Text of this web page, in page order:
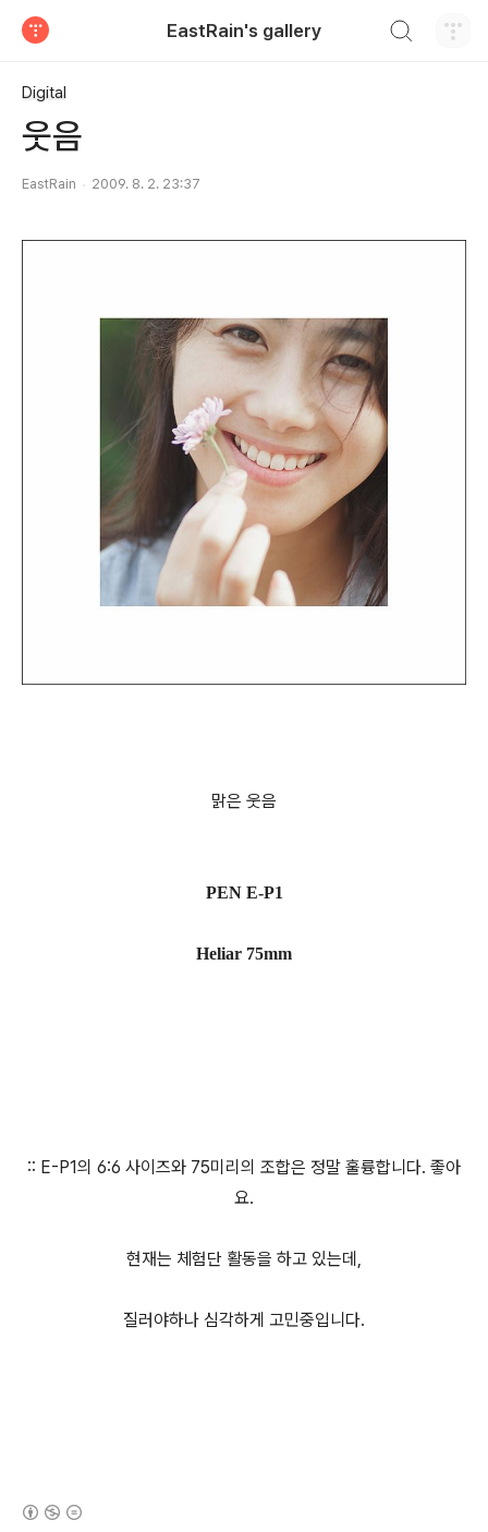
EastRain's gallery
Digital
웃음
EastRain 2009. 8. 2. 23:37
맑은 웃음
PEN E-P1
Heliar 75mm
:: E-P1의 6:6 사이즈와 75미리의 조합은 정말 훌륭합니다. 좋아
요.
현재는 체험단 활동을 하고 있는데,
질러야하나 심각하게 고민중입니다.